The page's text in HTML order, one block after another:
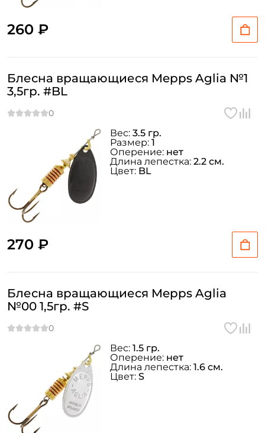
260 ₽
Блесна вращающиеся Mepps Aglia №1
3,5гр. #BL
270 ₽
Вес: 3.5 гр.
Размер: 1
Оперение: нет
Длина лепестка: 2.2 см.
Цвет: BL
Блесна вращающиеся Mepps Aglia
№00 1,5гр. #S
Вес: 1.5 гр.
Оперение: нет
Длина лепестка: 1.6 см.
Цвет: S